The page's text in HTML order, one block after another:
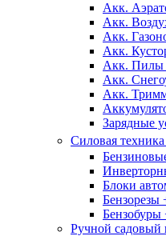
Акк.
Акк.
Акк.
Акк.
Акк. Пилы
Акк.
Акк.
Зарядные
Силовая
Блоки
Бензорезы
Бензобуры
Ручной садовый